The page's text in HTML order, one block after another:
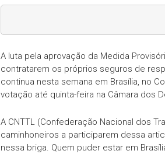
A luta pela aprovação da Medida
contratarem os próprios seguros de
continua nesta semana em Brasília, no
votação até quinta-feira na Câmara dos
A CNTTL (Confederação Nacional dos
caminhoneiros a participarem dessa
nessa briga. Quem puder estar em